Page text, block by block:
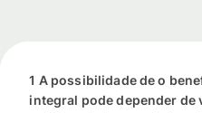
1 A possibilidade de o
integral pode depender